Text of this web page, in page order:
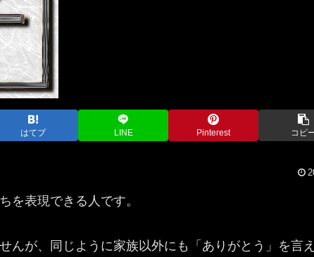
はてブ LINE Pinterest コピ
を表現できる人です。
んが、同じように家族以外にも「ありがとう」を言